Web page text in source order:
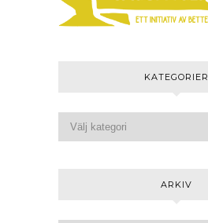
KATEGORIER
ARKIV